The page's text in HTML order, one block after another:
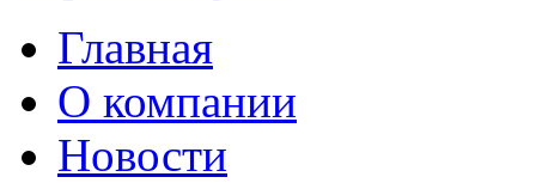
Главная
О компании
Новости